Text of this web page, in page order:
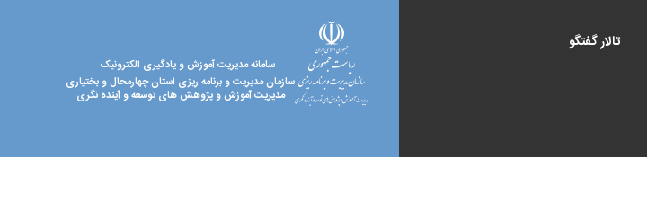
سامانه مدیریت آموزش و یادگیری الکترونیک
سازمان مدیریت و برنامه ریزی استان چهارمحال و بختیاری
مدیریت آموزش و پژوهش های توسعه و آینده نگری
تالار گفتگو